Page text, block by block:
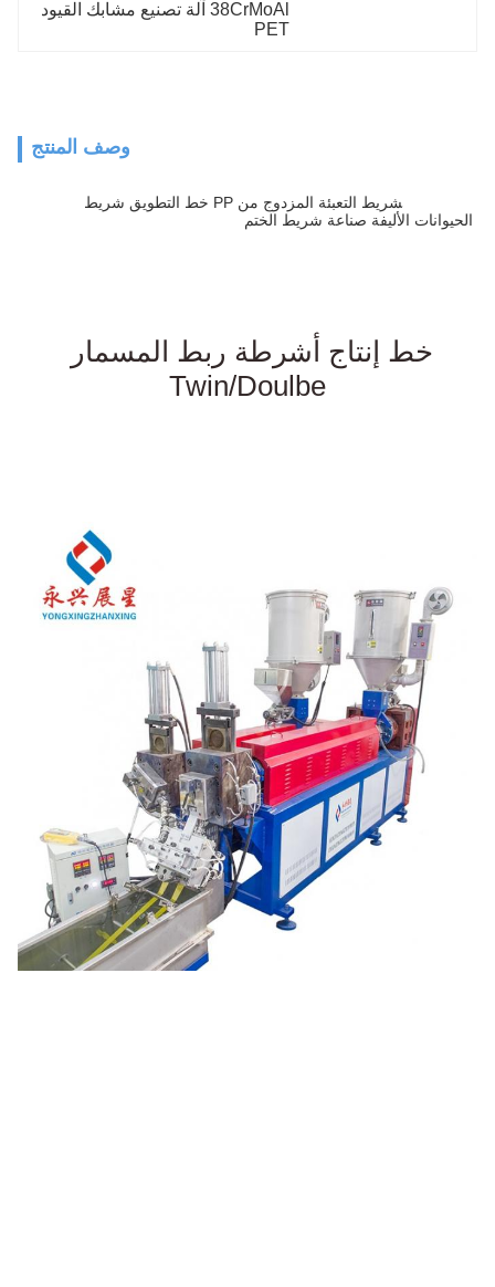
PET
وصف المنتج
طلاء الشريط
الحيوانات الأليفة صناعة شريط الختم
Twin/Doulbe